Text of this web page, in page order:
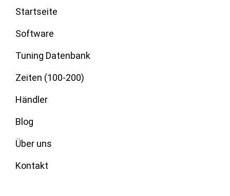
Startseite
Software
Tuning Datenbank
Zeiten (100-200)
Händler
Blog
Über uns
Kontakt